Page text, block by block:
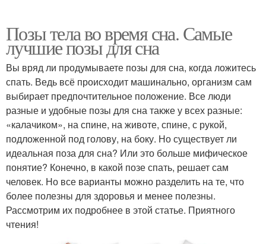
Позы тела во время сна. Самые
лучшие позы для сна
Вы вряд ли продумываете позы для сна, когда ложитесь
спать. Ведь всё происходит машинально, организм сам
выбирает предпочтительное положение. Все люди
разные и удобные позы для сна также у всех разные:
«калачиком», на спине, на животе, спине, с рукой,
подложенной под голову, на боку. Но существует ли
идеальная поза для сна? Или это больше мифическое
понятие? Конечно, в какой позе спать, решает сам
человек. Но все варианты можно разделить на те, что
более полезны для здоровья и менее полезны.
Рассмотрим их подробнее в этой статье. Приятного
чтения!